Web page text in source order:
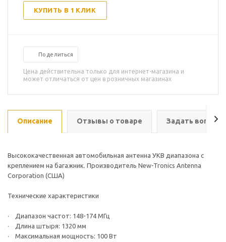
КУПИТЬ В 1 КЛИК
Поделиться
Цена действительна только для интернет-магазина и
может отличаться от цен в розничных магазинах
Описание Отзывы о товаре Задать вопрос
Высококачественная автомобильная антенна УКВ диапазона с
креплением на багажник. Производитель New-Tronics Antenna
Corporation (США)
Технические характеристики
· Диапазон частот: 148-174 МГц
· Длина штыря: 1320 мм
· Максимальная мощность: 100 Вт